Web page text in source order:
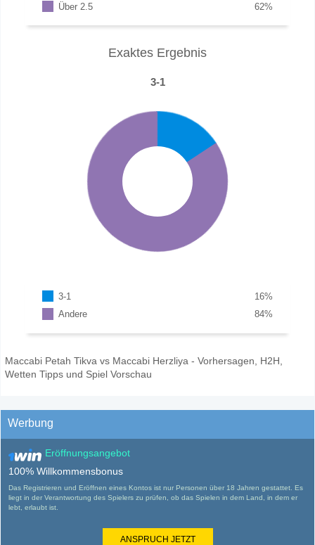
Über 2.5
%
62
Exaktes Ergebnis
3-1
3-1 %
16
Andere
%
84
Maccabi Petah Tikva vs Maccabi Herzliya - Vorhersagen, H2H,
Wetten Tipps und Spiel Vorschau
Werbung
Eröffnungsangebot
100% Willkommensbonus
Das Registrieren und Eröffnen eines Kontos ist nur Personen über 18 Jahren gestattet. Es
liegt in der Verantwortung des Spielers zu prüfen, ob das Spielen in dem Land, in dem er
lebt, erlaubt ist.
ANSPRUCH JETZT